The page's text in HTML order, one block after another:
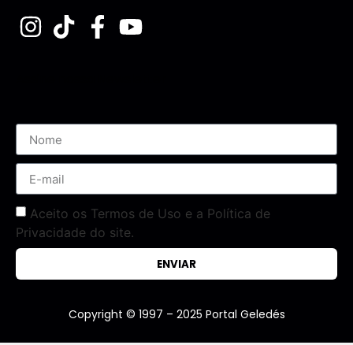
Aceito os Termos de Uso e a Política de
Privacidade do site.
ENVIAR
Copyright © 1997 – 2025 Portal Geledés